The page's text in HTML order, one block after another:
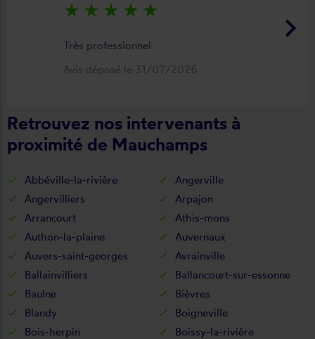
keyboard_arrow_right
star_rate star_rate star_rate star_rate star_rate
Très professionnel
Avis déposé le 31/07/2026
Retrouvez nos intervenants à
proximité de Mauchamps
Abbéville-la-rivière
Angerville
Angervilliers
Arpajon
Arrancourt
Athis-mons
Authon-la-plaine
Auvernaux
Auvers-saint-georges
Avrainville
Ballainvilliers
Ballancourt-sur-essonne
Baulne
Bièvres
Blandy
Boigneville
Bois-herpin
Boissy-la-rivière